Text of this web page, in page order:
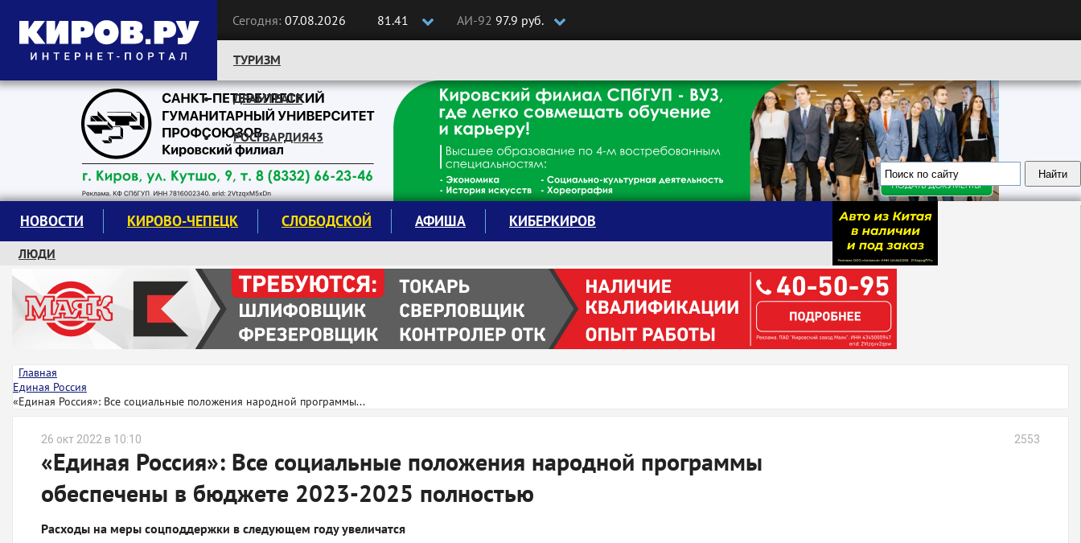
Сегодня: 07.08.2026 81.41 АИ-92 97.9 руб.
Следите за новостями:
ТУРИЗМ
ДРАМТЕАТР
РОСГВАРДИЯ43
НОВОСТИ КИРОВО-ЧЕПЕЦК СЛОБОДСКОЙ АФИША КИБЕРКИРОВ
ЛЮДИ
КРУЖКИ И СЕКЦИИ
ЗАВОДУ "МАЯК" 85 ЛЕТ
ЭКОЛОГИЯ
Главная
Единая Россия
«Единая Россия»: Все социальные положения народной программы...
26 окт 2022 в 10:10 2553
«Единая Россия»: Все социальные положения народной программы
обеспечены в бюджете 2023-2025 полностью
Расходы на меры соцподдержки в следующем году увеличатся